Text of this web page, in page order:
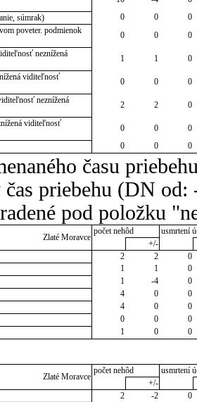
súmrak)
0 0
0
poveter. podmienok
0 0
0
neznížená
1 1
0
viditeľnosť
0 0
0
neznížená
2 2
0
viditeľnosť
0 0
0
0 0 0
času
čas priebehu (DN
pod položku
Zlaté Moravce
počet nehôd
usmrtení
+/-
2 2
0
1 1
0
1 -4
0
4 0
0
4 0
0
0 0
0
1 0 0
Zlaté Moravce
počet nehôd
usmrtení
+/-
2 -2
0